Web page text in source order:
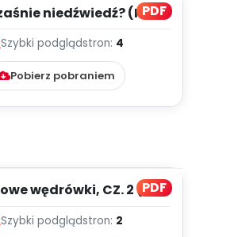
PDF
niedźwiedź? (PD)
Szybki podglądstron: 4
Pobierz pobraniem
PDF
wędrówki, CZ. 2 (PD)
Szybki podglądstron: 2